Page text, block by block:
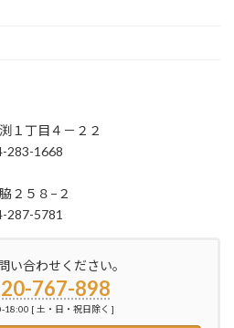
１丁目４－２２
283-1668
２５８−２
287-5781
い合わせください。
767-898
18:00 [ 土・日・祝日除く ]